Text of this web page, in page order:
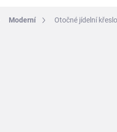
Moderní Otočné jídelní